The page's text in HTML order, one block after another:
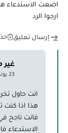
اضعت الاستدعاء
ارجوا الرد
إرسال تعليق
غير
23 يونيو 2016 في 7:20 ص
انت حاول
هذا اذا
فانت ناجح في
الاستدعاء